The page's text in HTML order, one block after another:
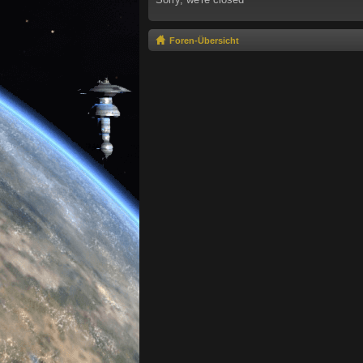
Foren-Übersicht